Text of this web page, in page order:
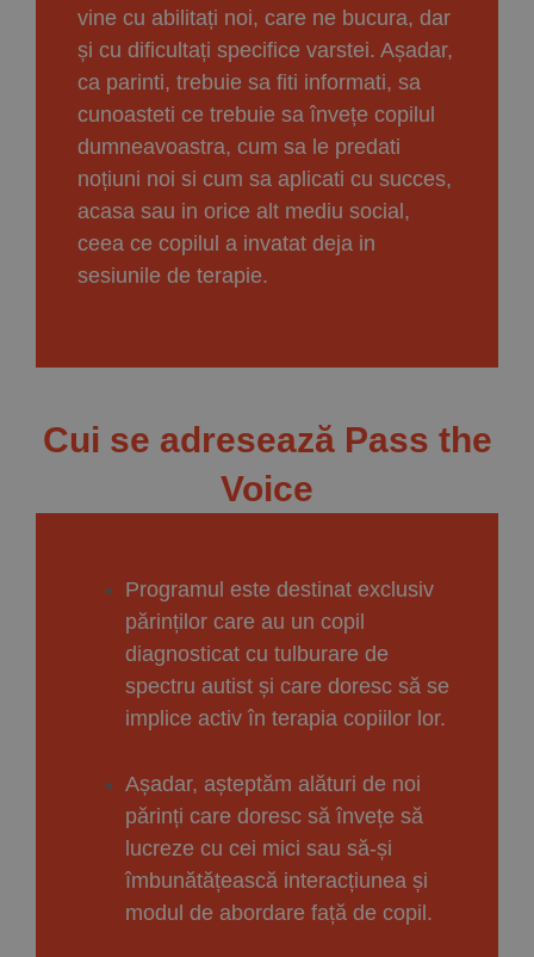
vine cu abilitați noi, care ne bucura, dar
și cu dificultați specifice varstei. Așadar,
ca parinti, trebuie sa fiti informati, sa
cunoasteti ce trebuie sa învețe copilul
dumneavoastra, cum sa le predati
noțiuni noi si cum sa aplicati cu succes,
acasa sau in orice alt mediu social,
ceea ce copilul a invatat deja in
sesiunile de terapie.
Cui se adresează Pass the
Voice
Programul este destinat exclusiv
părinților care au un copil
diagnosticat cu tulburare de
spectru autist și care doresc să se
implice activ în terapia copiilor lor.
Așadar, așteptăm alături de noi
părinți care doresc să învețe să
lucreze cu cei mici sau să-și
îmbunătățească interacțiunea și
modul de abordare față de copil.